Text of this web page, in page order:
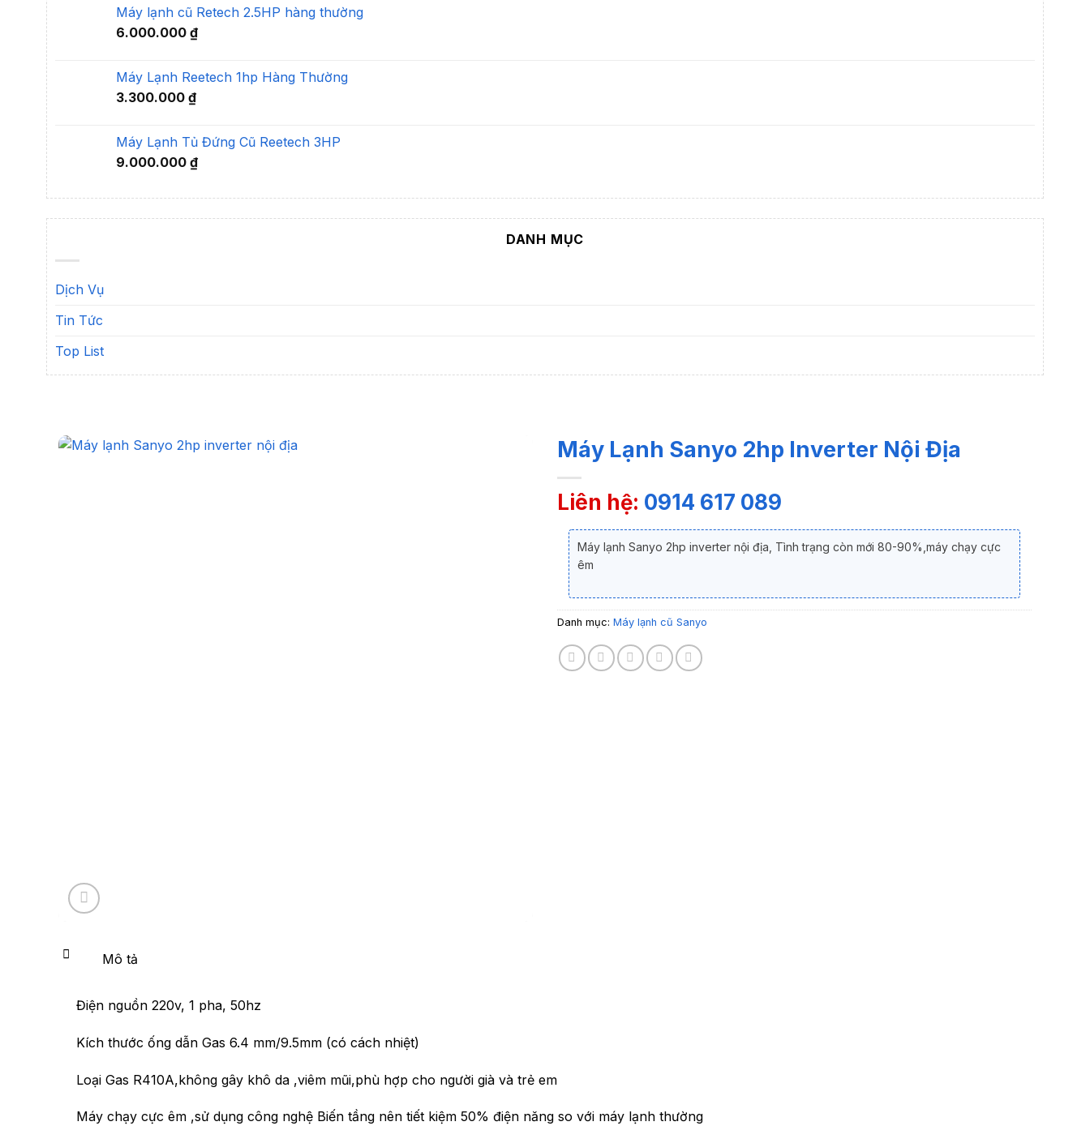
Máy lạnh cũ Retech 2.5HP hàng thường
6.000.000 ₫
Máy Lạnh Reetech 1hp Hàng Thường
3.300.000 ₫
Máy Lạnh Tủ Đứng Cũ Reetech 3HP
9.000.000 ₫
DANH MỤC
Dịch Vụ
Tin Tức
Top List
Máy Lạnh Sanyo 2hp Inverter Nội Địa
Liên hệ: 0914 617 089
Máy lạnh Sanyo 2hp inverter nội địa, Tình trạng còn mới 80-90%,máy chạy cực
êm
Danh mục: Máy lạnh cũ Sanyo
Mô tả
Điện nguồn 220v, 1 pha, 50hz
Kích thước ống dẫn Gas 6.4 mm/9.5mm (có cách nhiệt)
Loại Gas R410A,không gây khô da ,viêm mũi,phù hợp cho người già và trẻ em
Máy chạy cực êm ,sử dụng công nghệ Biến tầng nên tiết kiệm 50% điện năng so với máy lạnh thường